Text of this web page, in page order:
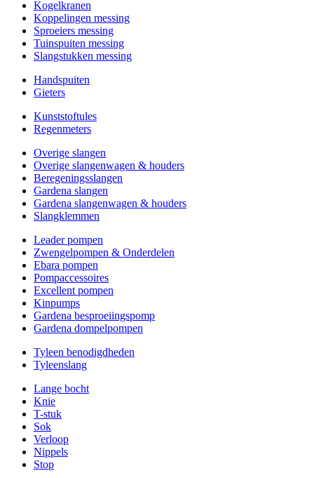
Kogelkranen
Koppelingen messing
Sproeiers messing
Tuinspuiten messing
Slangstukken messing
Handspuiten
Gieters
Kunststoftules
Regenmeters
Overige slangen
Overige slangenwagen & houders
Beregeningsslangen
Gardena slangen
Gardena slangenwagen & houders
Slangklemmen
Leader pompen
Zwengelpompen & Onderdelen
Ebara pompen
Pompaccessoires
Excellent pompen
Kinpumps
Gardena besproeiingspomp
Gardena dompelpompen
Tyleen benodigdheden
Tyleenslang
Lange bocht
Knie
T-stuk
Sok
Verloop
Nippels
Stop